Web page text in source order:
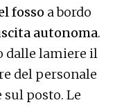
fosso a bordo
autonoma.
dalle lamiere il
del personale
sul posto. Le